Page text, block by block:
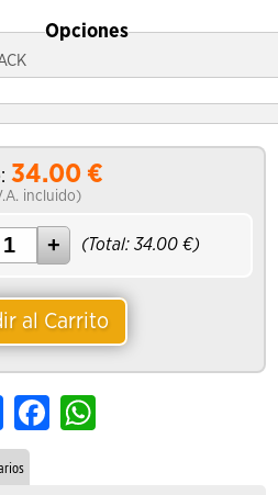
Opciones
34.00 €
incluido)
(Total: 34.00€)
al Carrito
Share FacebookWhatsApp